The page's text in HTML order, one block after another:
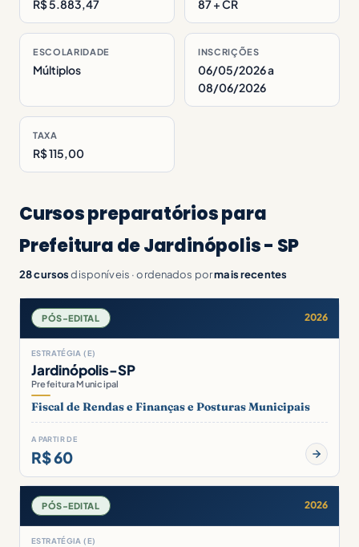
R$ 5.883,47 87 + CR
ESCOLARIDADE
Múltiplos
INSCRIÇÕES
06/05/2026 a
08/06/2026
TAXA
R$ 115,00
Cursos preparatórios para
Prefeitura de Jardinópolis - SP
28 cursosdisponíveis · ordenados pormais recentes
PÓS-EDITAL 2026
ESTRATÉGIA (E)
Jardinópolis-SP
Prefeitura Municipal
Fiscal de Rendas e Finanças e Posturas Municipais
A PARTIR DE
R$ 60
PÓS-EDITAL 2026
ESTRATÉGIA (E)